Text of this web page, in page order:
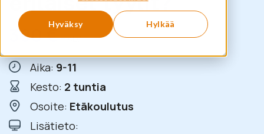
Hyväksy Hylkää
390€ + ALV
Aika: 9-11
Kesto: 2 tuntia
Osoite: Etäkoulutus
Lisätieto: